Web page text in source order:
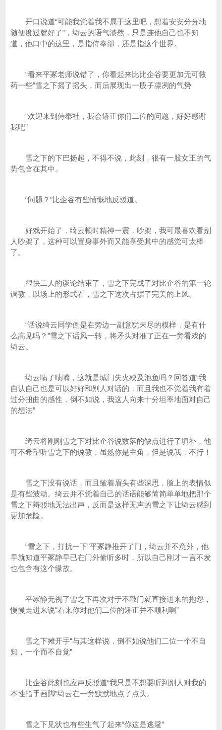
开口说道“可能我觉着我不属于这里吧，想着安安分分地
随便度过就好了”，绮云的语气淡然，只是连他自己也不知
道，他口中的这里，是指侍奉部，还是指这个世界。
“看来平冢老师说错了，你看起来比比企谷要更加无可救
药一些”雪之下摇了摇头，而后展现出一股子凛冽的气势
“欢迎来到侍奉社，我会矫正你们二位的问题，好好感谢
我吧”
雪之下的下巴扬起，不得不说，此刻，很有一股女王的气
势包含在其中。
“问题？”比企谷有些愤慨地反驳道。
好戏开始了，绮云顿时精神一震，吵架，我可最喜欢看别
人吵架了，这种可以置身事外而又能享受其中的感觉可太棒
了。
很快二人的谈论结束了，雪之下完成了对比企谷的第一轮
调教，以场上的形式看，雪之下这次占据了完美的上风。
“话说绮云同学倒是在旁边一副意犹未尽的模样，是有什
么高见吗？”雪之下话风一转，将矛头对准了正在一旁看戏的
绮云。
绮云啧了啧嘴，这就是城门失火殃及池鱼吗？回答道“我
自认自己也是可以好好和别人对话的，而且我也不觉着我有着
过分扭曲的感性，倒不如说，我这人向来十分坦率地面对自己
的想法”
绮云将刚刚雪之下对比企谷说数落的缺点进行了填补，他
可不希望听雪之下的说教，虽然你是主角，但是说我，不行！
雪之下没有说话，而且皱着眉头有些深思，脸上的表情似
是有些波动。绮云并不觉着自己的话语能够简简单单地把那个
雪之下辩驳地无法出声，反而是这样无声的雪之下让绮云感到
更加危险。
“雪之下，打扰一下”平冢静推开了门，绮云并不意外，他
早就知道平冢静早已在门外偷听多时，所以自己刚才一言不发
也包含有这个缘故。
平冢静无视了雪之下再次对于不敲门就直接进来的抱怨，
慢慢走进来说“看来你对他们二位的矫正并不顺利啊”
雪之下摊开手“与其这样说，倒不如说他们二位一个不自
知，一个而不自觉”
比企谷此刻也应声反驳道“我只是不想要听到别人对我的
本性指手画脚”绮云在一旁默默地点了点头。
雪之下见状也有些生气了起来“你这是逃避”